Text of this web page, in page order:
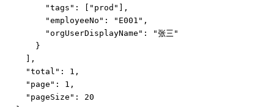
      "tags": ["prod"],
      "employeeNo": "E001",
      "orgUserDisplayName": "张三"
    }
  ],
  "total": 1,
  "page": 1,
  "pageSize": 20